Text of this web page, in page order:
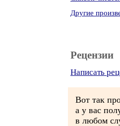
Другие
Рецензии
Написать
Вот так
а у вас
в любом